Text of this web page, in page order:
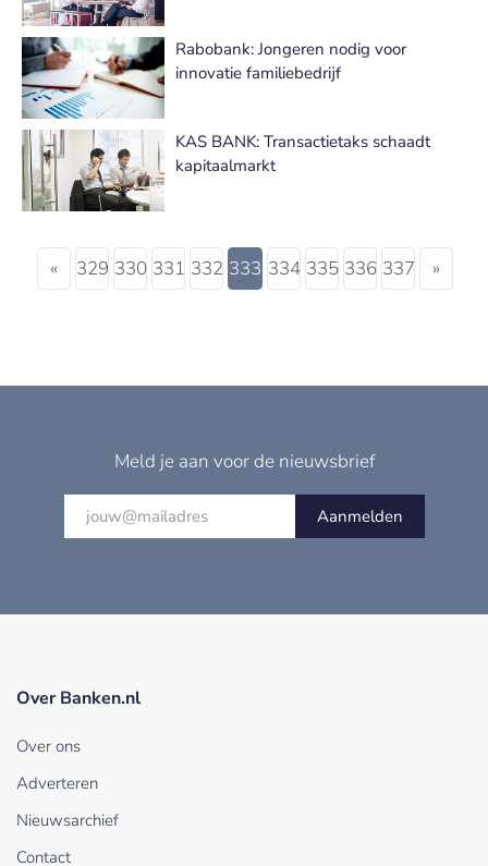
Rabobank: Jongeren nodig voor
innovatie familiebedrijf
KAS BANK: Transactietaks schaadt
kapitaalmarkt
« 329 330 331 332 333 334 335 336 337 »
Meld je aan voor de nieuwsbrief
Aanmelden
Over Banken.nl
Over ons
Adverteren
Nieuwsarchief
Contact